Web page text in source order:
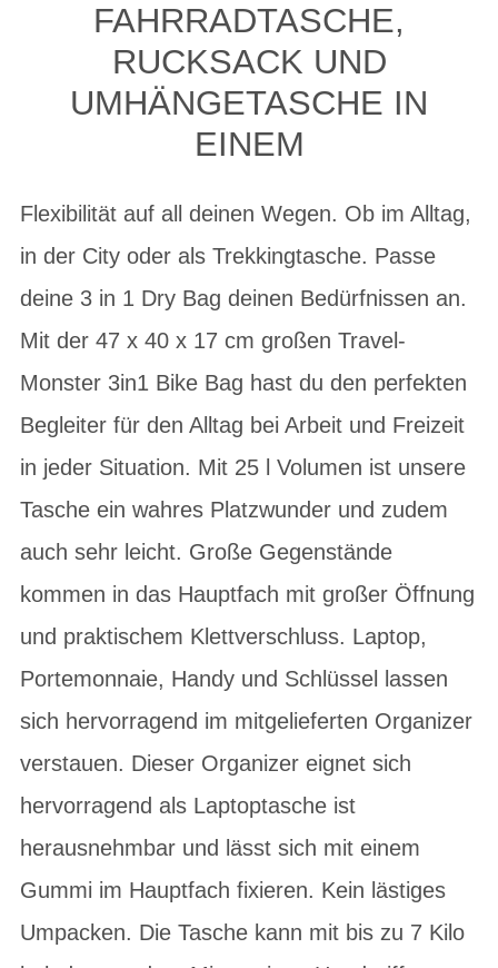
FAHRRADTASCHE,
RUCKSACK UND
UMHÄNGETASCHE IN
EINEM
Flexibilität auf all deinen Wegen. Ob im Alltag,
in der City oder als Trekkingtasche. Passe
deine 3 in 1 Dry Bag deinen Bedürfnissen an.
Mit der 47 x 40 x 17 cm großen Travel-
Monster 3in1 Bike Bag hast du den perfekten
Begleiter für den Alltag bei Arbeit und Freizeit
in jeder Situation. Mit 25 l Volumen ist unsere
Tasche ein wahres Platzwunder und zudem
auch sehr leicht. Große Gegenstände
kommen in das Hauptfach mit großer Öffnung
und praktischem Klettverschluss. Laptop,
Portemonnaie, Handy und Schlüssel lassen
sich hervorragend im mitgelieferten Organizer
verstauen. Dieser Organizer eignet sich
hervorragend als Laptoptasche ist
herausnehmbar und lässt sich mit einem
Gummi im Hauptfach fixieren. Kein lästiges
Umpacken. Die Tasche kann mit bis zu 7 Kilo